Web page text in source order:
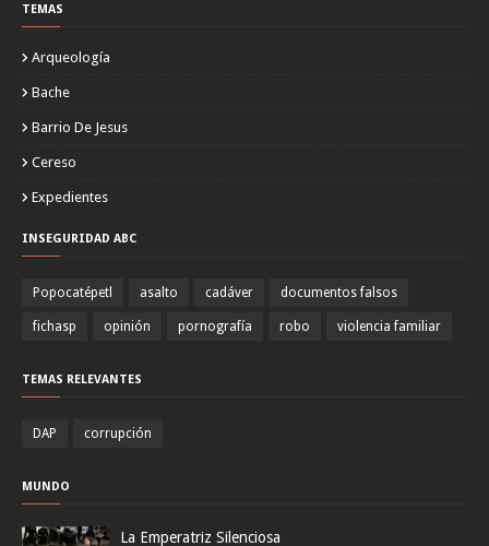
TEMAS
Arqueología
Bache
Barrio De Jesus
Cereso
Expedientes
INSEGURIDAD ABC
Popocatépetl asalto cadáver documentos falsos
fichasp opinión pornografía robo violencia familiar
TEMAS RELEVANTES
DAP corrupción
MUNDO
La Emperatriz Silenciosa